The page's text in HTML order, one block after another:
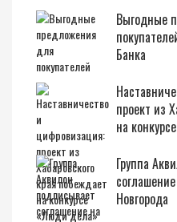
Выгодные
Банка
проект из
на
Группа
Новгорода